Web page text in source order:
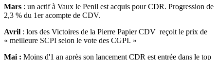
Mars : un actif à Vaux le Penil est acquis pour CDR. Progression de
2,3 % du 1er acompte de CDV.
Avril : lors des Victoires de la Pierre Papier CDV reçoit le prix de
« meilleure SCPI selon le vote des CGPI. »
Mai : Moins d'1 an après son lancement CDR est entrée dans le top